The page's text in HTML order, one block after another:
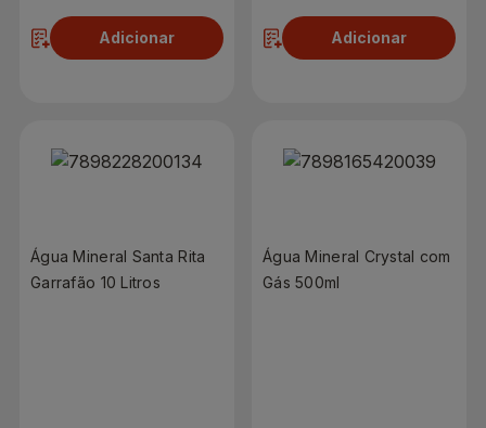
Adicionar Adicionar
Água Mineral Santa Rita
Garrafão 10 Litros
Água Mineral Crystal com
Gás 500ml